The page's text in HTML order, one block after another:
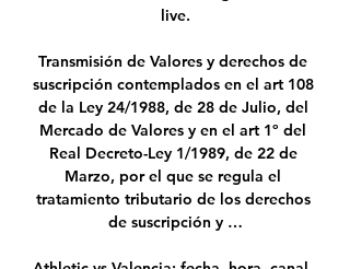
live.
Transmisión de Valores y derechos de
suscripción contemplados en el art 108
de la Ley 24/1988, de 28 de Julio, del
Mercado de Valores y en el art 1º del
Real Decreto-Ley 1/1989, de 22 de
Marzo, por el que se regula el
tratamiento tributario de los derechos
de suscripción y …